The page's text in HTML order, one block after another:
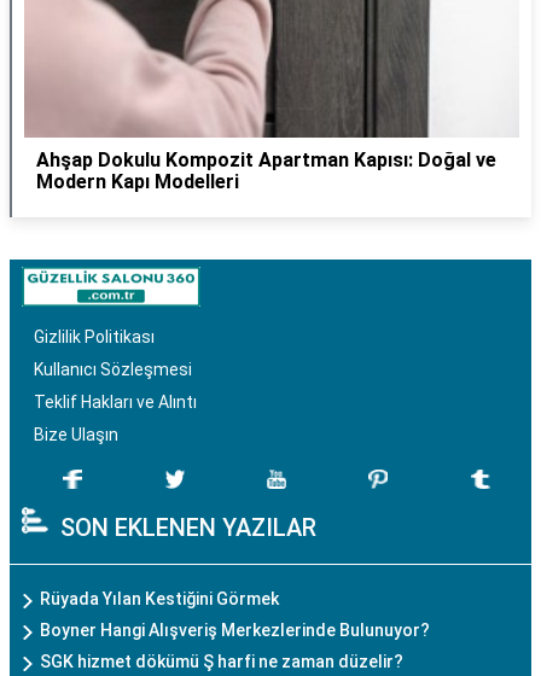
Ahşap Dokulu Kompozit Apartman Kapısı: Doğal ve
Modern Kapı Modelleri
Gizlilik Politikası
Kullanıcı Sözleşmesi
Teklif Hakları ve Alıntı
Bize Ulaşın
SON EKLENEN YAZILAR
Rüyada Yılan Kestiğini Görmek
Boyner Hangi Alışveriş Merkezlerinde Bulunuyor?
SGK hizmet dökümü Ş harfi ne zaman düzelir?